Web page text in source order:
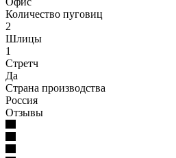
Количество пуговиц
2
Шлицы
1
Стретч
Да
Страна производства
Россия
Отзывы